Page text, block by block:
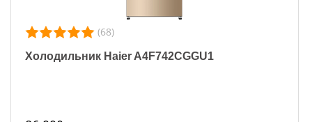
(68)
Холодильник Haier A4F742CGGU1